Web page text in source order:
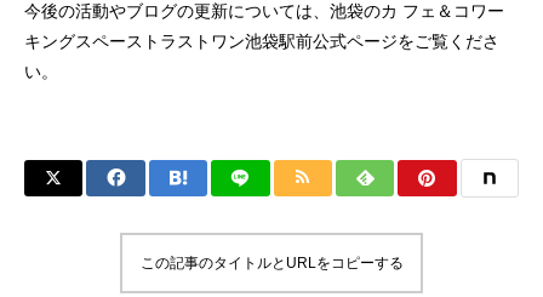
今後の活動やブログの更新については、 池袋のカ フェ＆コワー
キングスペーストラストワン池袋駅前公式ページをご覧くださ
い。
この記事のタイトルとURLをコピーする